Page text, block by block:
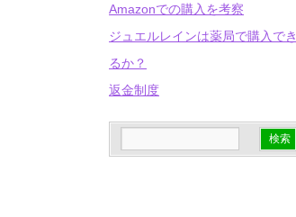
Amazonでの購入を考察
ジュエルレインは薬局で購入でき
るか？
返金制度